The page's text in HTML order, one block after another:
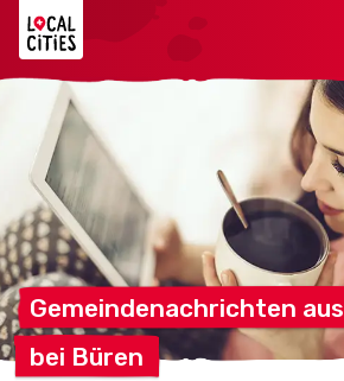
Gemeindenachrichten aus
bei Büren